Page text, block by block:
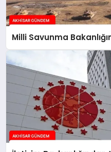
Milli Savunma